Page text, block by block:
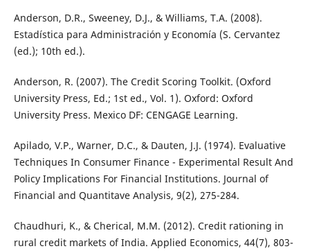
Anderson, D.R., Sweeney, D.J., & Williams, T.A. (2008).
Estadística para Administración y Economía (S. Cervantez
(ed.); 10th ed.).
Anderson, R. (2007). The Credit Scoring Toolkit. (Oxford
University Press, Ed.; 1st ed., Vol. 1). Oxford: Oxford
University Press. Mexico DF: CENGAGE Learning.
Apilado, V.P., Warner, D.C., & Dauten, J.J. (1974). Evaluative
Techniques In Consumer Finance - Experimental Result And
Policy Implications For Financial Institutions. Journal of
Financial and Quantitave Analysis, 9(2), 275-284.
Chaudhuri, K., & Cherical, M.M. (2012). Credit rationing in
rural credit markets of India. Applied Economics, 44(7), 803-